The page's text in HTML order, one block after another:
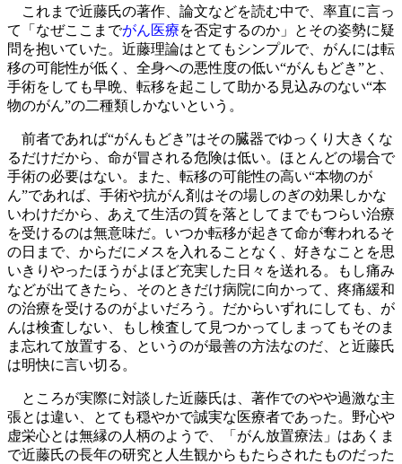
これまで近藤氏の著作、論文などを読む中で、率直に言っ
て「なぜここまでがん医療を否定するのか」とその姿勢に疑
問を抱いていた。近藤理論はとてもシンプルで、がんには転
移の可能性が低く、全身への悪性度の低い“がんもどき”と、
手術をしても早晩、転移を起こして助かる見込みのない“本
物のがん”の二種類しかないという。
前者であれば“がんもどき”はその臓器でゆっくり大きくな
るだけだから、命が冒される危険は低い。ほとんどの場合で
手術の必要はない。また、転移の可能性の高い“本物のが
ん”であれば、手術や抗がん剤はその場しのぎの効果しかな
いわけだから、あえて生活の質を落としてまでもつらい治療
を受けるのは無意味だ。いつか転移が起きて命が奪われるそ
の日まで、からだにメスを入れることなく、好きなことを思
いきりやったほうがよほど充実した日々を送れる。もし痛み
などが出てきたら、そのときだけ病院に向かって、疼痛緩和
の治療を受けるのがよいだろう。だからいずれにしても、が
んは検査しない、もし検査して見つかってしまってもそのま
ま忘れて放置する、というのが最善の方法なのだ、と近藤氏
は明快に言い切る。
ところが実際に対談した近藤氏は、著作でのやや過激な主
張とは違い、とても穏やかで誠実な医療者であった。野心や
虚栄心とは無縁の人柄のようで、「がん放置療法」はあくま
で近藤氏の長年の研究と人生観からもたらされたものだった